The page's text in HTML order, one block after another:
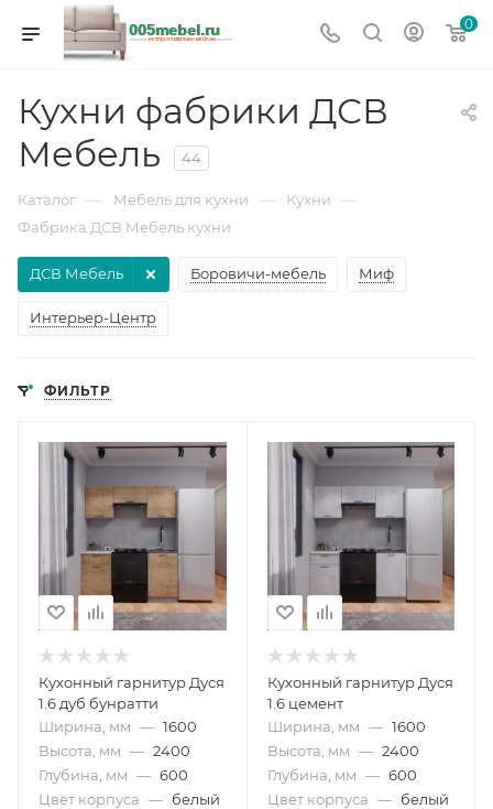
0
Кухни фабрики ДСВ
Мебель
44
Каталог — Мебель для кухни — Кухни —
Фабрика ДСВ Мебель кухни
Боровичи-мебель Миф
Интерьер-Центр
ДСВ Мебель
ФИЛЬТР
Кухонный гарнитур Дуся
1.6 дуб бунратти
Ширина, мм — 1600
Высота, мм — 2400
Глубина, мм — 600
Цвет корпуса — белый
Кухонный гарнитур Дуся
1.6 цемент
Ширина, мм — 1600
Высота, мм — 2400
Глубина, мм — 600
Цвет корпуса — белый